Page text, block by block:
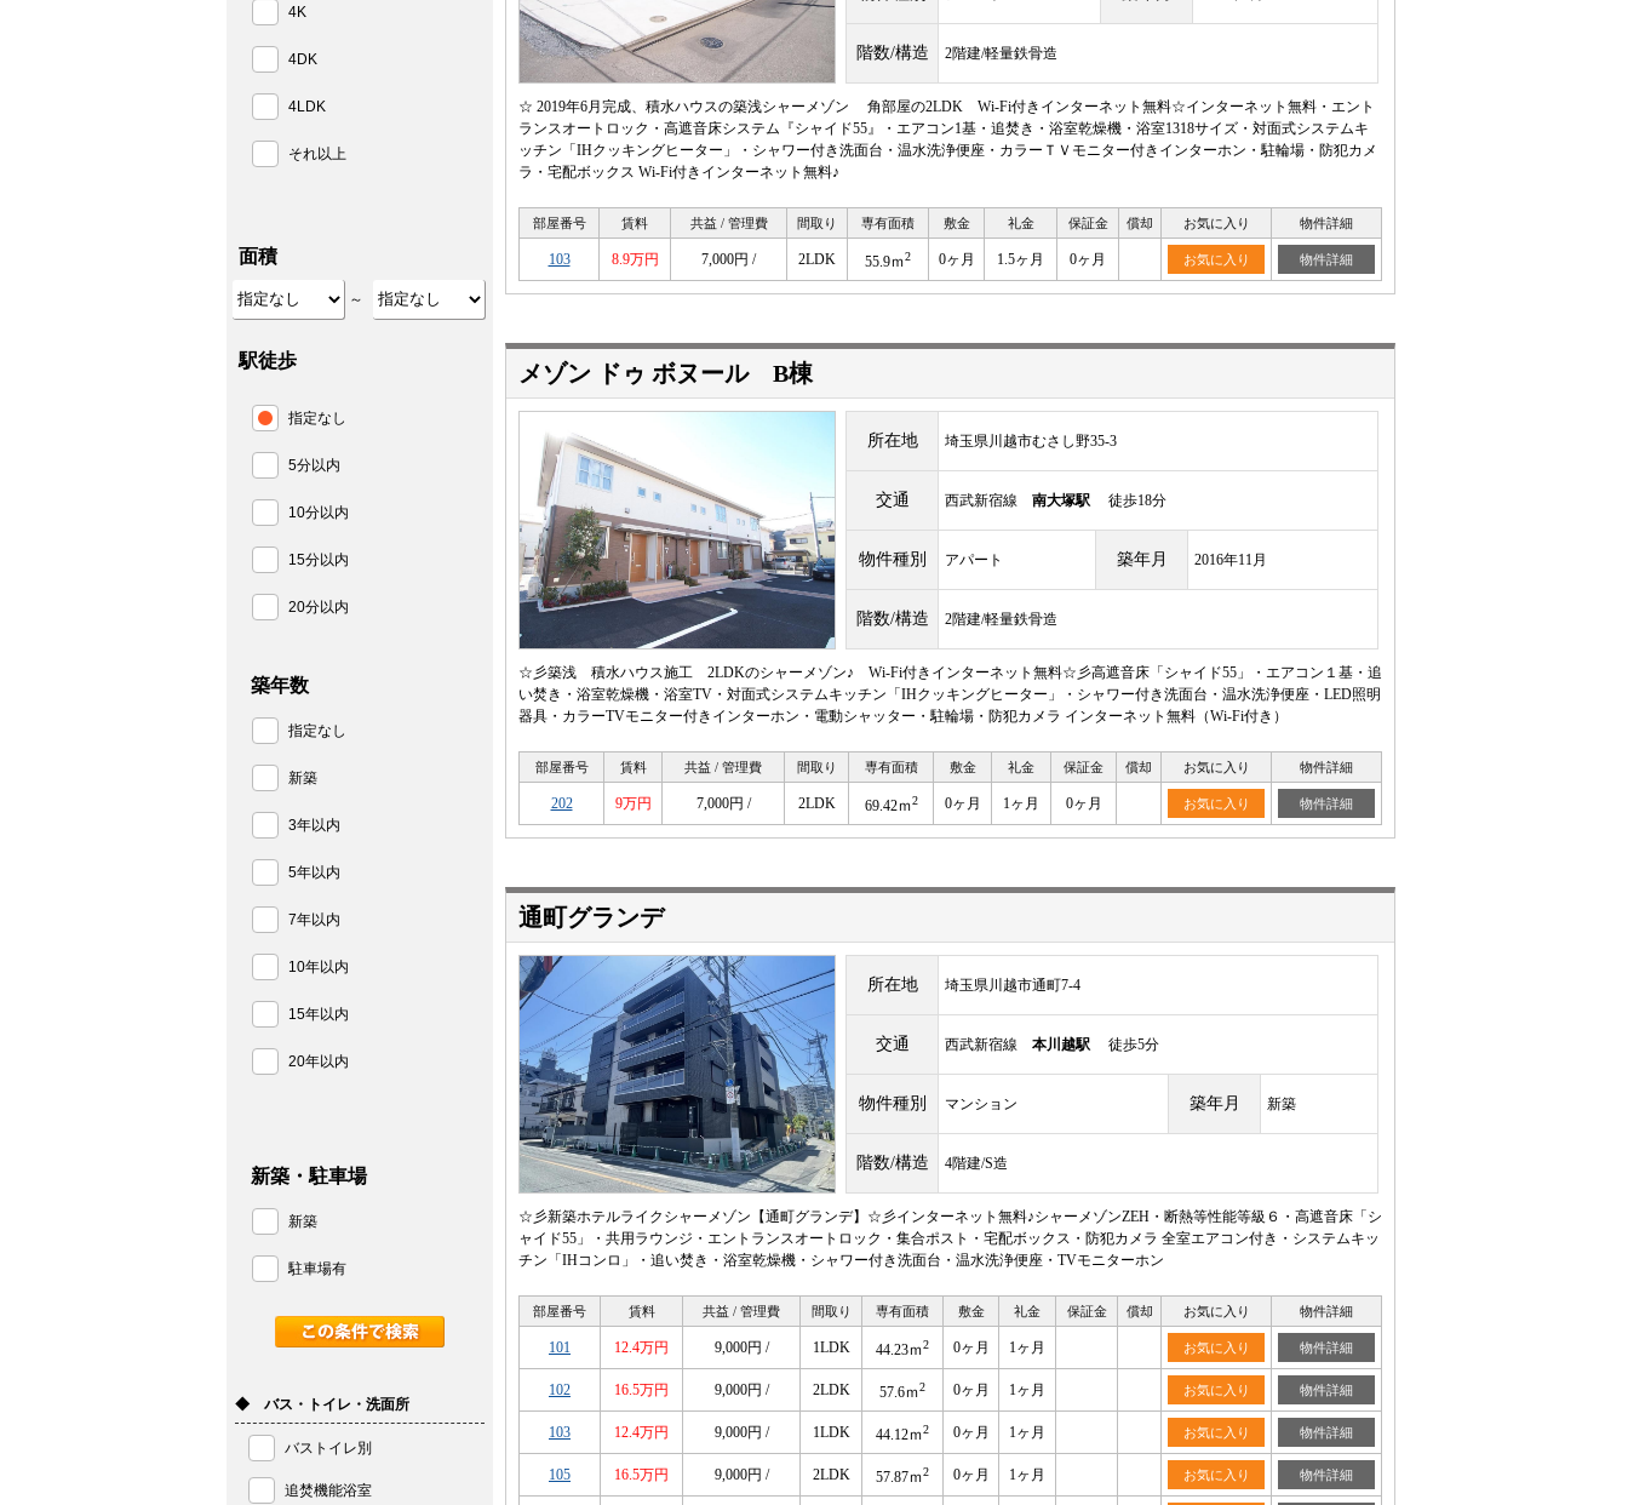
階数/構造 2階建/軽量鉄骨造
☆ 2019年6月完成、積水ハウスの築浅シャーメゾン 角部屋の2LDK Wi-Fi付きインターネット無料☆インターネット無料・エント
ランスオートロック・高遮音床システム『シャイド55』・エアコン1基・追焚き・浴室乾燥機・浴室1318サイズ・対面式システムキ
ッチン「IHクッキングヒーター」・シャワー付き洗面台・温水洗浄便座・カラーＴＶモニター付きインターホン・駐輪場・防犯カメ
ラ・宅配ボックス Wi-Fi付きインターネット無料♪
部屋番号 賃料 共益 / 管理費 間取り 専有面積 敷金 礼金 保証金 償却 お気に入り 物件詳細
103 8.9万円 7,000円 / 2LDK 55.9ｍ2 0ヶ月 1.5ヶ月 0ヶ月 お気に入り 物件詳細
メゾン ドゥ ボヌール B棟
所在地 埼玉県川越市むさし野35-3
交通 西武新宿線 南大塚駅 徒歩18分
物件種別 アパート 築年月 2016年11月
階数/構造 2階建/軽量鉄骨造
☆彡築浅 積水ハウス施工 2LDKのシャーメゾン♪ Wi-Fi付きインターネット無料☆彡高遮音床「シャイド55」・エアコン１基・追
い焚き・浴室乾燥機・浴室TV・対面式システムキッチン「IHクッキングヒーター」・シャワー付き洗面台・温水洗浄便座・LED照明
器具・カラーTVモニター付きインターホン・電動シャッター・駐輪場・防犯カメラ インターネット無料（Wi-Fi付き）
部屋番号 賃料 共益 / 管理費 間取り 専有面積 敷金 礼金 保証金 償却 お気に入り 物件詳細
202 9万円 7,000円 / 2LDK 69.42ｍ2 0ヶ月 1ヶ月 0ヶ月 お気に入り 物件詳細
通町グランデ
所在地 埼玉県川越市通町7-4
交通 西武新宿線 本川越駅 徒歩5分
物件種別 マンション 築年月 新築
階数/構造 4階建/S造
☆彡新築ホテルライクシャーメゾン【通町グランデ】☆彡インターネット無料♪シャーメゾンZEH・断熱等性能等級６・高遮音床「シ
ャイド55」・共用ラウンジ・エントランスオートロック・集合ポスト・宅配ボックス・防犯カメラ 全室エアコン付き・システムキッ
チン「IHコンロ」・追い焚き・浴室乾燥機・シャワー付き洗面台・温水洗浄便座・TVモニターホン
部屋番号 賃料 共益 / 管理費 間取り 専有面積 敷金 礼金 保証金 償却 お気に入り 物件詳細
101 12.4万円 9,000円 / 1LDK 44.23ｍ2 0ヶ月 1ヶ月 お気に入り 物件詳細
102 16.5万円 9,000円 / 2LDK 57.6ｍ2 0ヶ月 1ヶ月 お気に入り 物件詳細
103 12.4万円 9,000円 / 1LDK 44.12ｍ2 0ヶ月 1ヶ月 お気に入り 物件詳細
105 16.5万円 9,000円 / 2LDK 57.87ｍ2 0ヶ月 1ヶ月 お気に入り 物件詳細
4K
4DK
4LDK
それ以上
面積
～
駅徒歩
指定なし
5分以内
10分以内
15分以内
20分以内
築年数
指定なし
新築
3年以内
5年以内
7年以内
10年以内
15年以内
20年以内
新築・駐車場
新築
駐車場有
◆ バス・トイレ・洗面所
バストイレ別
追焚機能浴室